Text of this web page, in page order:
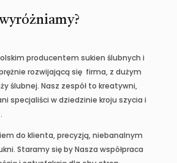
producentem sukien ślubnych i
rozwijającą się firma, z dużym
ślubnej. Nasz zespół to kreatywni,
specjaliści w dziedzinie kroju szycia i
do klienta, precyzją, niebanalnym
Staramy się by Nasza współpraca